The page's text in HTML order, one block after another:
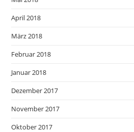
April 2018
März 2018
Februar 2018
Januar 2018
Dezember 2017
November 2017
Oktober 2017